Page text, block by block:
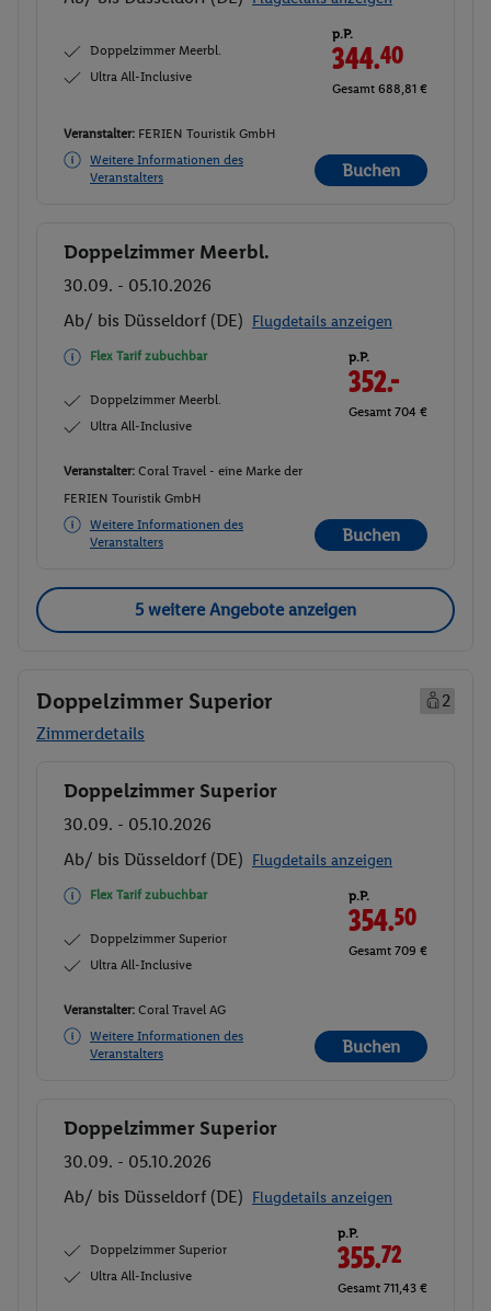
Doppelzimmer Meerbl.
Ultra All-Inclusive
p.P.
344.40
Gesamt 688,81 €
Veranstalter: FERIEN Touristik GmbH
Weitere Informationen des
Veranstalters
Buchen
Buchen
Doppelzimmer Meerbl.
30.09. - 05.10.2026
Ab/ bis Düsseldorf (DE) Flugdetails anzeigen
Flex Tarif zubuchbar
Doppelzimmer Meerbl.
Ultra All-Inclusive
p.P.
352.-
Gesamt 704 €
Veranstalter: Coral Travel - eine Marke der
FERIEN Touristik GmbH
Weitere Informationen des
Veranstalters
Buchen
5 weitere Angebote anzeigen
Doppelzimmer Superior
2
Zimmerdetails
Buchen
Doppelzimmer Superior
30.09. - 05.10.2026
Ab/ bis Düsseldorf (DE) Flugdetails anzeigen
Flex Tarif zubuchbar
Doppelzimmer Superior
Ultra All-Inclusive
p.P.
354.50
Gesamt 709 €
Veranstalter: Coral Travel AG
Weitere Informationen des
Veranstalters
Buchen
Buchen
Doppelzimmer Superior
30.09. - 05.10.2026
Ab/ bis Düsseldorf (DE) Flugdetails anzeigen
Doppelzimmer Superior
Ultra All-Inclusive
p.P.
355.72
Gesamt 711,43 €